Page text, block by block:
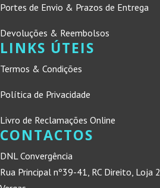
Portes de Envio & Prazos de Entrega
Devoluções & Reembolsos
LINKS ÚTEIS
Termos & Condições
Política de Privacidade
Livro de Reclamações Online
CONTACTOS
DNL Convergência
Rua Principal nº39-41, RC Direito, Loja 2